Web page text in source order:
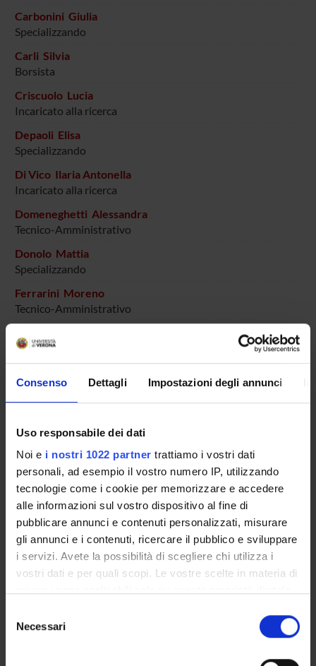
Consenso Dettagli Impostazioni degli annunci
Uso responsabile dei dati
Noi e i nostri 1022 partner trattiamo i vostri dati
personali, ad esempio il vostro numero IP, utilizzando
tecnologie come i cookie per memorizzare e accedere
alle informazioni sul vostro dispositivo al fine di
pubblicare annunci e contenuti personalizzati, misurare
gli annunci e i contenuti, ricercare il pubblico e sviluppare
i servizi. Avete la possibilità di scegliere chi utilizza i
vostri dati e per quali scopi. Le vostre scelte in materia di
modificare o revocare il proprio consenso in qualsiasi
momento dalla Dichiarazione sui cookie o facendo clic
delNecessari
Carbonini Giulia
Specializzando
Carli Silvia
Borsista
Criscuolo Lucia
Incaricato alla ricerca
Depaoli Elisa
Specializzando
Di Vico Ilaria Antonella
Incaricato alla ricerca
Domeneghetti Alessandra
Tecnico-Amministrativo
Donolo Mattia
Specializzando
Ferrarini Moreno
Tecnico-Amministrativo
Professore associato
Specializzando
Collaboratore alla ricerca - Tecnico di Laboratorio
Liccardi Elisabetta
Specializzando
Licitra Barbara
Specializzando
Lovato Giorgio
Specializzando
Maffei Francesco
Specializzando